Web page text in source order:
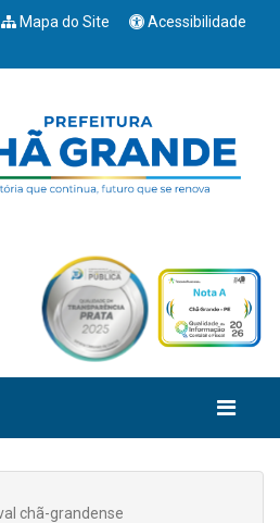
Mapa do Site
Acessibilidade
chã-grandense